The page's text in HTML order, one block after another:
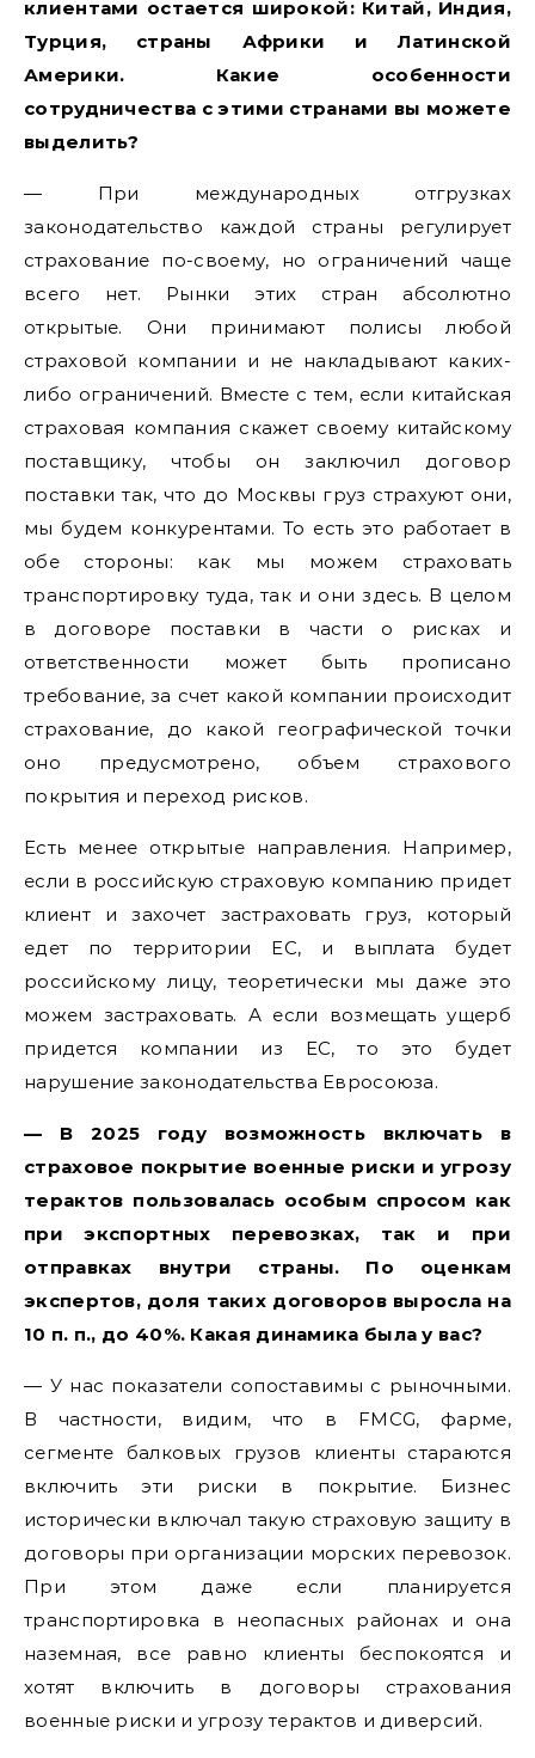
клиентами остается широкой: Китай, Индия,
Турция, страны Африки и Латинской
Америки. Какие особенности
сотрудничества с этими странами вы можете
выделить?
— При международных отгрузках
законодательство каждой страны регулирует
страхование по-своему, но ограничений чаще
всего нет. Рынки этих стран абсолютно
открытые. Они принимают полисы любой
страховой компании и не накладывают каких-
либо ограничений. Вместе с тем, если китайская
страховая компания скажет своему китайскому
поставщику, чтобы он заключил договор
поставки так, что до Москвы груз страхуют они,
мы будем конкурентами. То есть это работает в
обе стороны: как мы можем страховать
транспортировку туда, так и они здесь. В целом
в договоре поставки в части о рисках и
ответственности может быть прописано
требование, за счет какой компании происходит
страхование, до какой географической точки
оно предусмотрено, объем страхового
покрытия и переход рисков.
Есть менее открытые направления. Например,
если в российскую страховую компанию придет
клиент и захочет застраховать груз, который
едет по территории ЕС, и выплата будет
российскому лицу, теоретически мы даже это
можем застраховать. А если возмещать ущерб
придется компании из ЕС, то это будет
нарушение законодательства Евросоюза.
— В 2025 году возможность включать в
страховое покрытие военные риски и угрозу
терактов пользовалась особым спросом как
при экспортных перевозках, так и при
отправках внутри страны. По оценкам
экспертов, доля таких договоров выросла на
10 п. п., до 40%. Какая динамика была у вас?
— У нас показатели сопоставимы с рыночными.
В частности, видим, что в FMCG, фарме,
сегменте балковых грузов клиенты стараются
включить эти риски в покрытие. Бизнес
исторически включал такую страховую защиту в
договоры при организации морских перевозок.
При этом даже если планируется
транспортировка в неопасных районах и она
наземная, все равно клиенты беспокоятся и
хотят включить в договоры страхования
военные риски и угрозу терактов и диверсий.